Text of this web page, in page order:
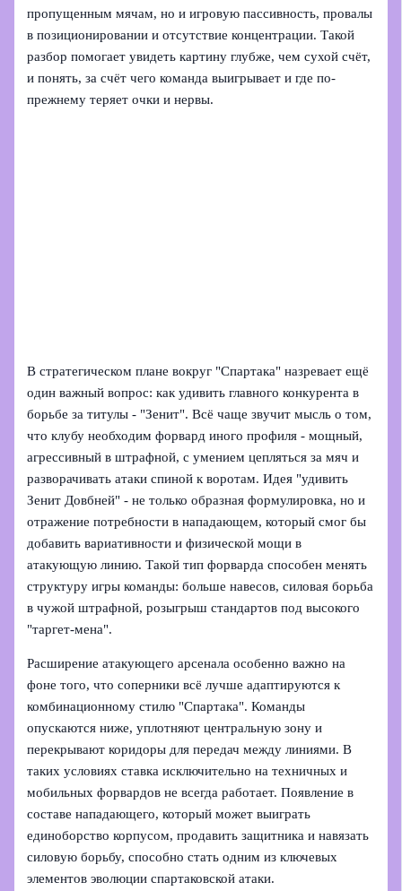
пропущенным мячам, но и игровую пассивность, провалы
в позиционировании и отсутствие концентрации. Такой
разбор помогает увидеть картину глубже, чем сухой счёт,
и понять, за счёт чего команда выигрывает и где по-
прежнему теряет очки и нервы.
В стратегическом плане вокруг "Спартака" назревает ещё
один важный вопрос: как удивить главного конкурента в
борьбе за титулы - "Зенит". Всё чаще звучит мысль о том,
что клубу необходим форвард иного профиля - мощный,
агрессивный в штрафной, с умением цепляться за мяч и
разворачивать атаки спиной к воротам. Идея "удивить
Зенит Довбней" - не только образная формулировка, но и
отражение потребности в нападающем, который смог бы
добавить вариативности и физической мощи в
атакующую линию. Такой тип форварда способен менять
структуру игры команды: больше навесов, силовая борьба
в чужой штрафной, розыгрыш стандартов под высокого
"таргет-мена".
Расширение атакующего арсенала особенно важно на
фоне того, что соперники всё лучше адаптируются к
комбинационному стилю "Спартака". Команды
опускаются ниже, уплотняют центральную зону и
перекрывают коридоры для передач между линиями. В
таких условиях ставка исключительно на техничных и
мобильных форвардов не всегда работает. Появление в
составе нападающего, который может выиграть
единоборство корпусом, продавить защитника и навязать
силовую борьбу, способно стать одним из ключевых
элементов эволюции спартаковской атаки.